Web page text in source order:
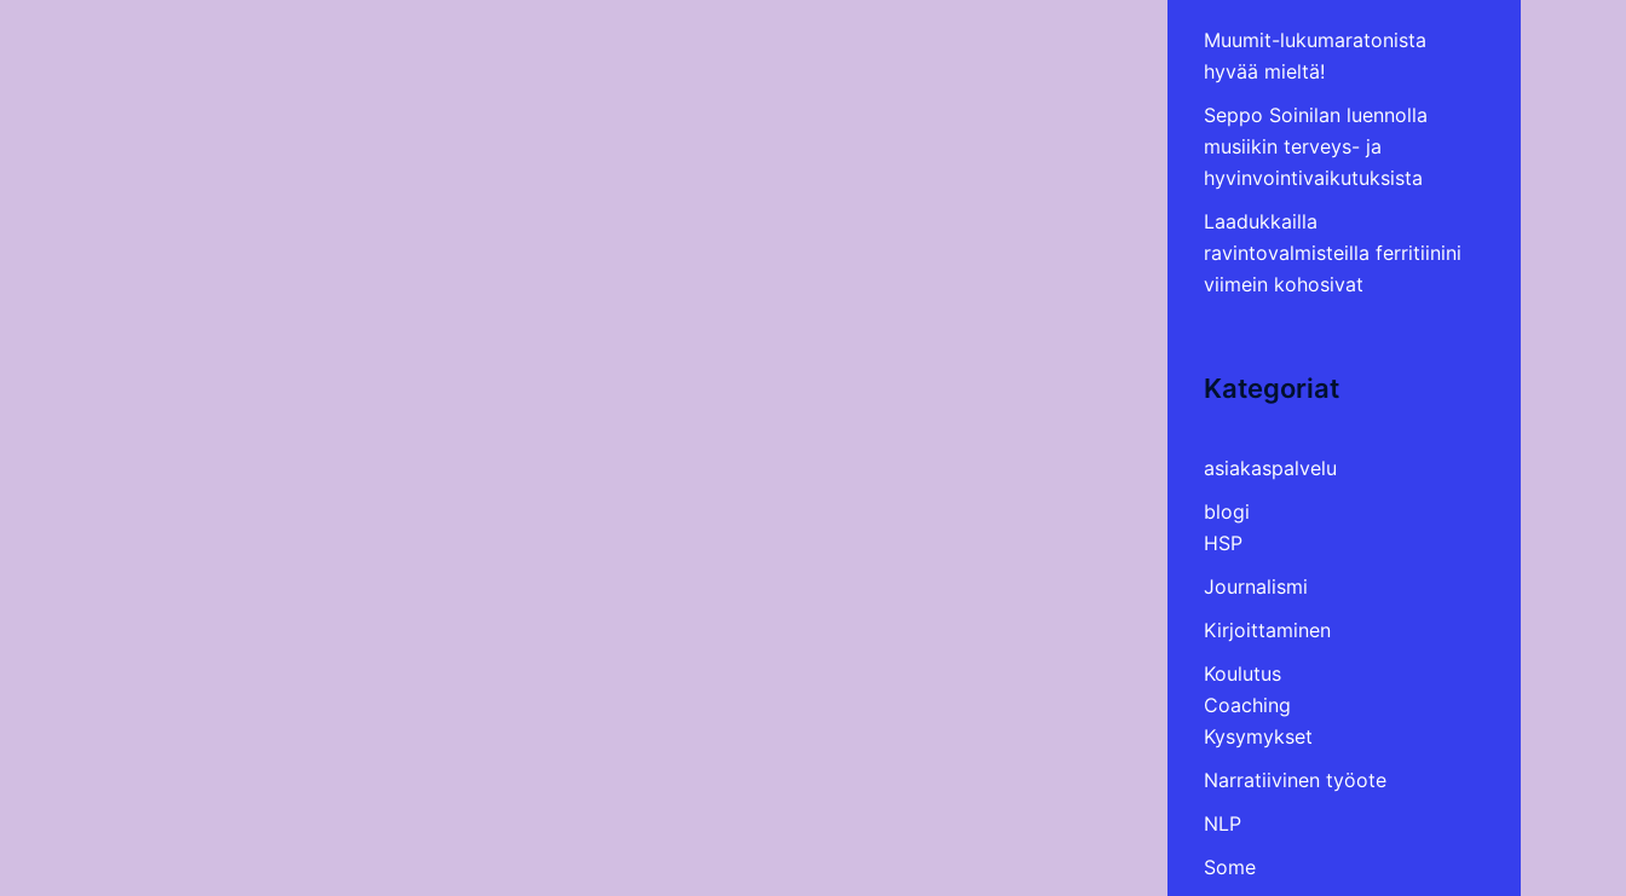
Muumit-lukumaratonista
hyvää mieltä!
Seppo Soinilan luennolla
musiikin terveys- ja
hyvinvointivaikutuksista
Laadukkailla
ravintovalmisteilla ferritiinini
viimein kohosivat
Kategoriat
asiakaspalvelu
blogi
HSP
Journalismi
Kirjoittaminen
Koulutus
Coaching
Kysymykset
Narratiivinen työote
NLP
Some